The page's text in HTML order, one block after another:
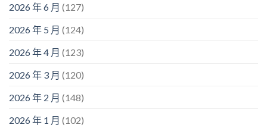
2026 年 6 月 (127)
2026 年 5 月 (124)
2026 年 4 月 (123)
2026 年 3 月 (120)
2026 年 2 月 (148)
2026 年 1 月 (102)